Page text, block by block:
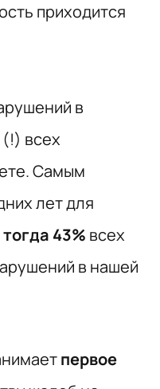
приходится
в
всех
Самым
лет для
тогда 43% всех
в нашей
первое